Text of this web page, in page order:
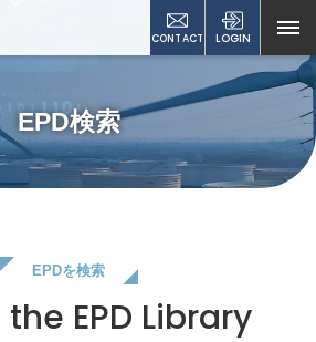
CONTACT LOGIN
EPD検索
EPDを検索
EPD Library